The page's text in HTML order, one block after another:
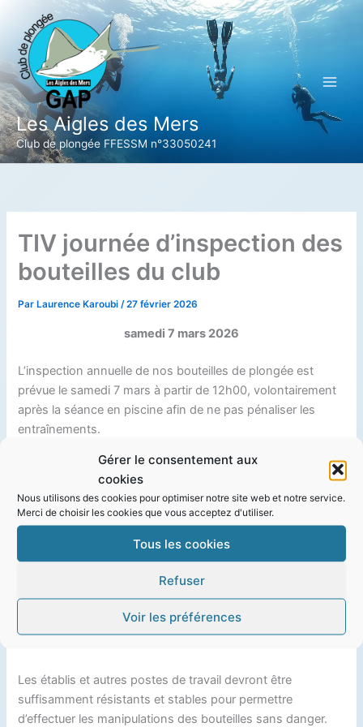
Gérer le consentement aux
cookies
Nous utilisons des cookies pour optimiser notre site web et notre service.
Merci de choisir les cookies que vous acceptez d'utiliser.
Tous les cookies
Refuser
Voir les préférences
contenu
Les Aigles des Mers
Club de plongée FFESSM n°33050241
TIV journée d’inspection des
bouteilles du club
Par Laurence Karoubi/27 février 2026
samedi 7 mars 2026
L’inspection annuelle de nos bouteilles de plongée est
prévue le samedi 7 mars à partir de 12h00, volontairement
après la séance en piscine afin de ne pas pénaliser les
entraînements.
Des pizzas permettront à tous les bénévoles de reprendre
Tout les adhérents sont bienvenus :
Les TIV (technicien d’inspection visuelle) qui doivent à
minima inspecter une bouteille par an pour conserver leurs
prérogatives,ainsi que tous les adhérents volontaires et
disponibles qui s’associeront à un TIV pour réaliser ces
Les établis et autres postes de travail devront être
suffisamment résistants et stables pour permettre
d’effectuer les manipulations des bouteilles sans danger.